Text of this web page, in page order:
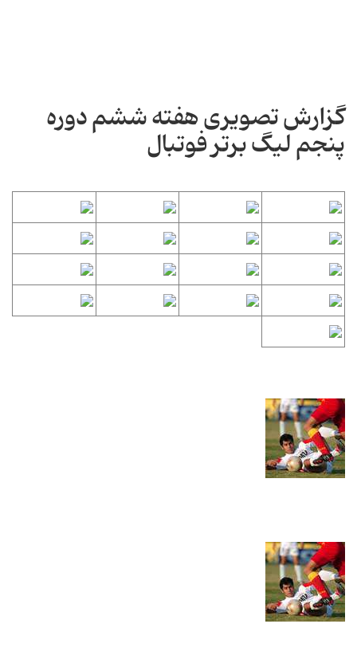
گزارش تصویری هفته ششم دوره
پنجم لیگ برتر فوتبال